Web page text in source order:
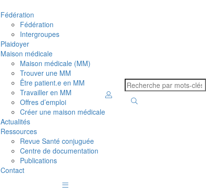
Fédération
Fédération
Intergroupes
Plaidoyer
Maison médicale
Maison médicale (MM)
Trouver une MM
Être patient.e en MM
Travailler en MM
Offres d’emploi
Créer une maison médicale
Actualités
Ressources
Revue Santé conjuguée
Centre de documentation
Publications
Contact